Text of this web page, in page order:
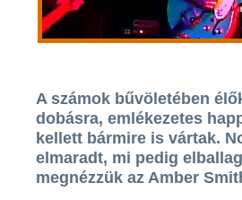
A számok bűvöletében
dobásra, emlékezetes
kellett bármire is vártak.
elmaradt, mi pedig
megnézzük az Amber